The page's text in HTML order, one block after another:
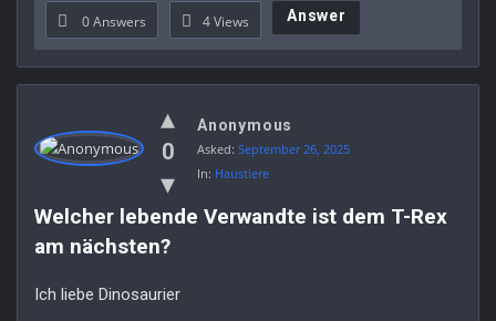
0 Answers 4Views Answer
0
Anonymous
Asked: September 26, 2025
In: Haustiere
Welcher lebende Verwandte ist dem T-Rex
am nächsten?
Ich liebe Dinosaurier